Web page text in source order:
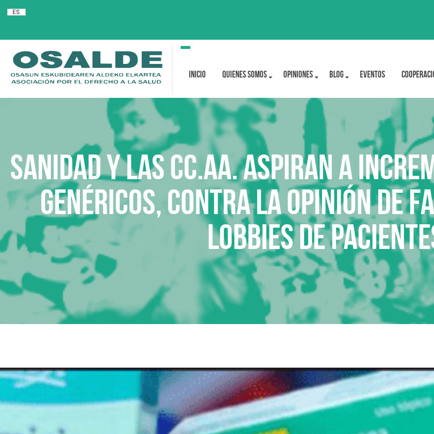
ES
Toggle
Inicio Quienes Somos OPINIONES BLOG Eventos
Sanidad y las CC.AA. aspiran a
genéricos, contra la opinión de
lobbies de